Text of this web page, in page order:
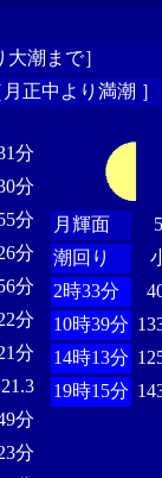
潮まで］
正中より満潮 ］
分
分
分
分
分
分
分
21.3
分
分
月輝面
潮回り
2時33分
10時39分
14時13分
19時15分